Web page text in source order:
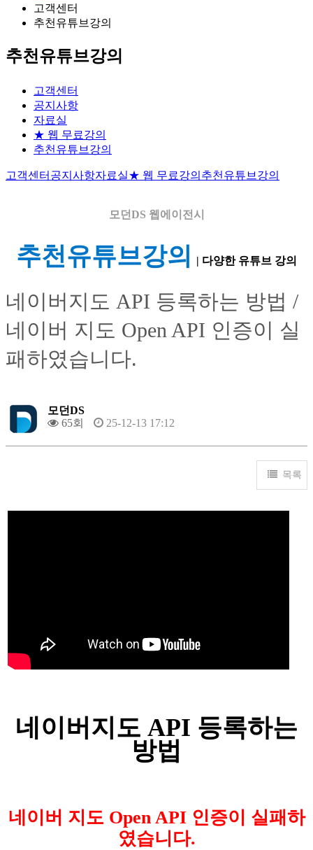
고객센터
추천유튜브강의
추천유튜브강의
고객센터
공지사항
자료실
★ 웹 무료강의
추천유튜브강의
고객센터 공지사항자료실★ 웹 무료강의 추천유튜브강의
모던DS 웹에이전시
추천유튜브강의 | 다양한 유튜브 강의
네이버지도 API 등록하는 방법 /
네이버 지도 Open API 인증이 실
패하였습니다.
모던DS
65회
25-12-13 17:12
목록
네이버지도 API 등록하는
방법
네이버 지도 Open API 인증이 실패하
였습니다.